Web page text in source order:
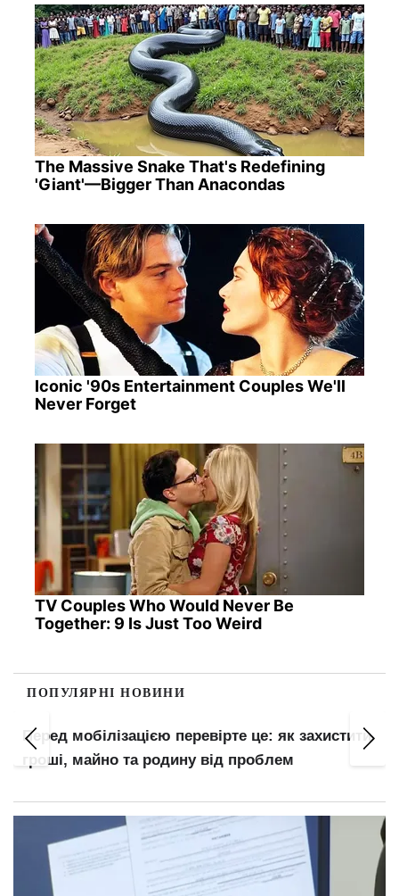
The Massive Snake That's Redefining
'Giant'—Bigger Than Anacondas
Iconic '90s Entertainment Couples We'll
Never Forget
TV Couples Who Would Never Be
Together: 9 Is Just Too Weird
ПОПУЛЯРНІ НОВИНИ
Перед мобілізацією перевірте це: як захистити
гроші, майно та родину від проблем